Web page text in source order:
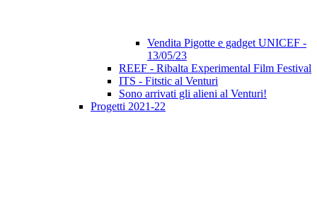
Vendita Pigotte e gadget UNICEF -
13/05/23
REEF - Ribalta Experimental Film Festival
ITS - Fitstic al Venturi
Sono arrivati gli alieni al Venturi!
Progetti 2021-22